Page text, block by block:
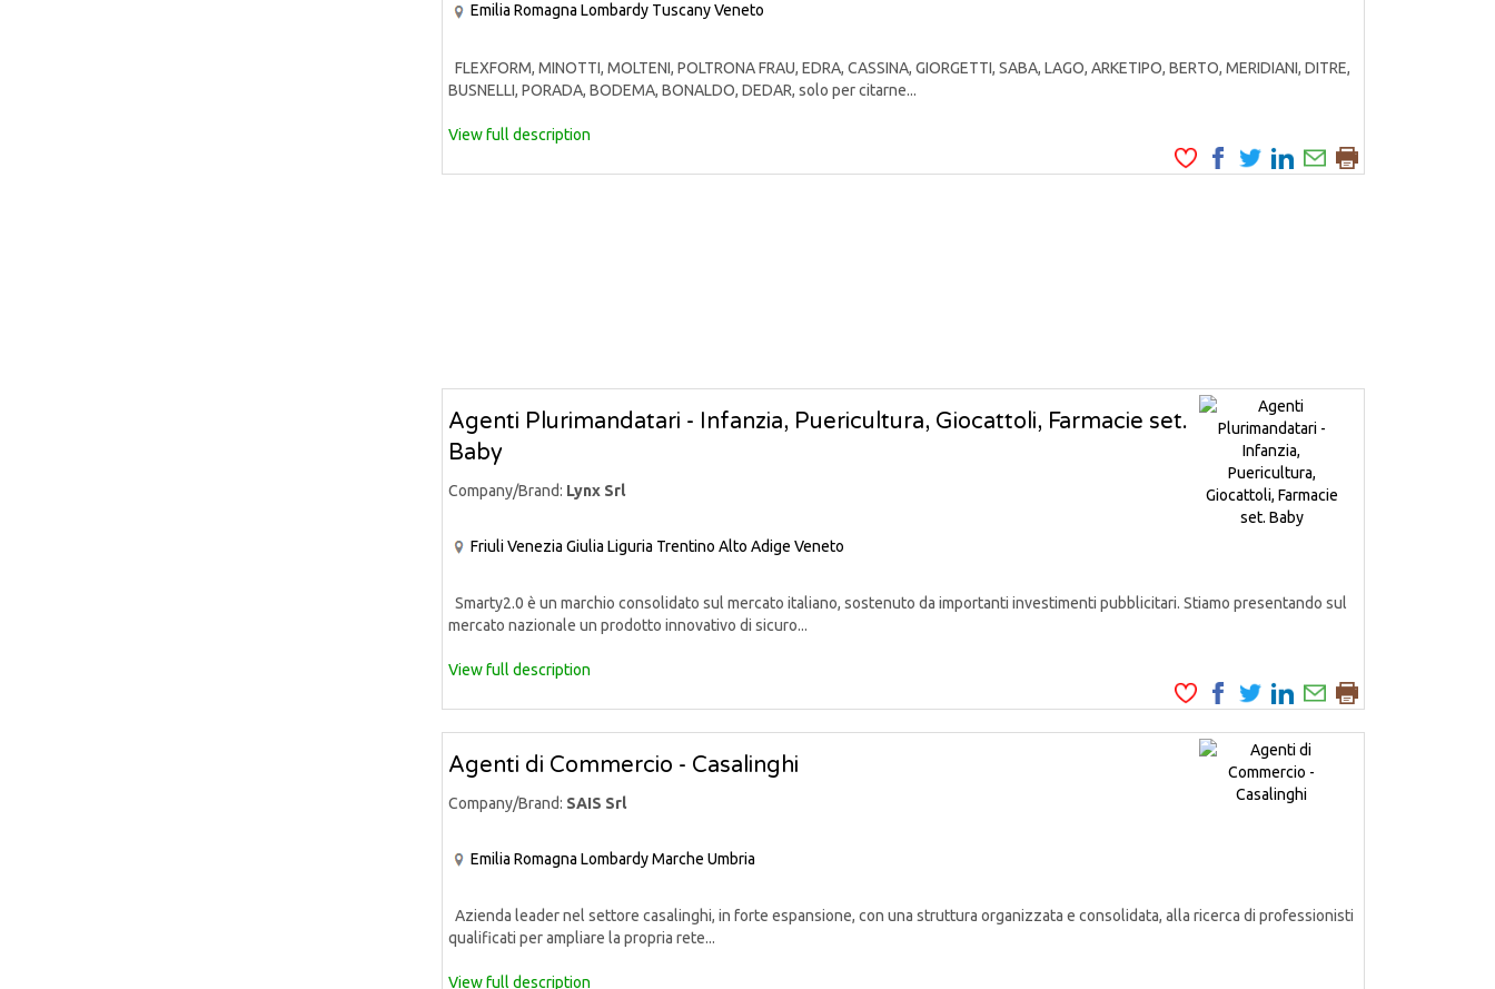
Emilia Romagna Lombardy TuscanyVeneto
FLEXFORM, MINOTTI, MOLTENI, POLTRONA FRAU, EDRA, CASSINA, GIORGETTI, SABA, LAGO, ARKETIPO, BERTO, MERIDIANI, DITRE,
BUSNELLI, PORADA, BODEMA, BONALDO, DEDAR, solo per citarne...
View full description
Agenti Plurimandatari - Infanzia, Puericultura, Giocattoli, Farmacie set.
Baby
Company/Brand: Lynx Srl
Friuli Venezia Giulia Liguria Trentino Alto Adige Veneto
Smarty2.0 è un marchio consolidato sul mercato italiano, sostenuto da importanti investimenti pubblicitari. Stiamo presentando sul
mercato nazionale un prodotto innovativo di sicuro...
View full description
Agenti di Commercio - Casalinghi
Company/Brand: SAIS Srl
Emilia Romagna LombardyMarche Umbria
Azienda leader nel settore casalinghi, in forte espansione, con una struttura organizzata e consolidata, alla ricerca di professionisti
qualificati per ampliare la propria rete...
View full description